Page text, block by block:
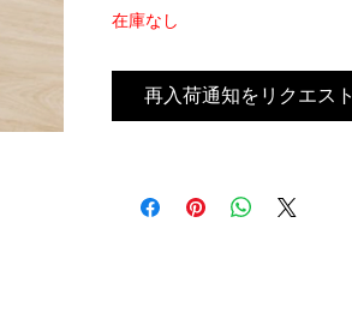
在庫なし
再入荷通知をリクエスト